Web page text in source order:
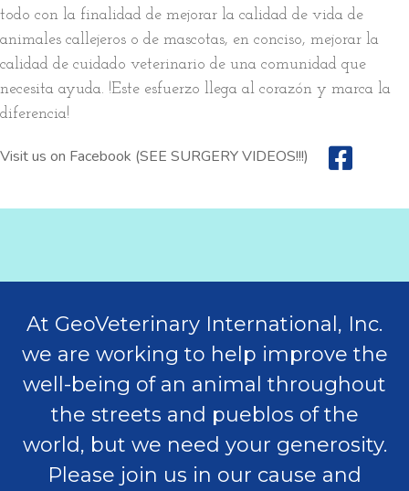
todo con la finalidad de mejorar la calidad de vida de
animales callejeros o de mascotas, en conciso, mejorar la
calidad de cuidado veterinario de una comunidad que
necesita ayuda. !Este esfuerzo llega al corazón y marca la
diferencia!
Visit us on Facebook (SEE SURGERY VIDEOS!!!)
At GeoVeterinary International, Inc.
we are working to help improve the
well-being of an animal throughout
the streets and pueblos of the
world, but we need your generosity.
Please join us in our cause and